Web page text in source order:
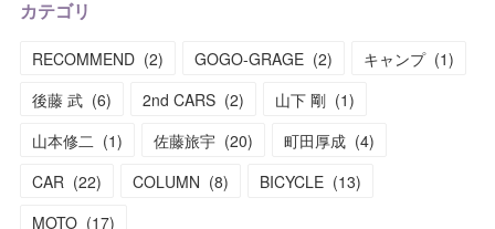
カテゴリ
RECOMMEND (2) GOGO-GRAGE (2) キャンプ (1)
後藤 武 (6) 2nd CARS (2) 山下 剛 (1)
山本修二 (1) 佐藤旅宇 (20) 町田厚成 (4)
CAR (22) COLUMN (8) BICYCLE (13)
MOTO (17)